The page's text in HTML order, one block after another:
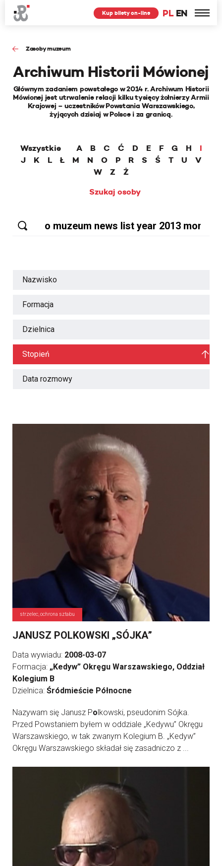
PL EN
Kup bilety on-line
Zasoby muzeum
Archiwum Historii Mówionej
Głównym zadaniem powstałego w 2014 r. Archiwum Historii
Mówionej jest utrwalenie relacji kilku tysięcy żołnierzy Armii
Krajowej – uczestników Powstania Warszawskiego,
żyjących dzisiaj w Polsce i za granicą.
Wszystkie A B C Ć D E F G H
I
J
K L Ł M N O P R S Ś T U
V
W
Z
Ż
Szukaj osoby
Nazwisko
Formacja
Dzielnica
Stopień
Data rozmowy
strzelec, ochrona sztabu
JANUSZ POLKOWSKI „SÓJKA”
Data wywiadu: 2008-03-07
Formacja: „Kedyw” Okręgu Warszawskiego, Oddział
Kolegium B
Dzielnica: Śródmieście Północne
Nazywam się Janusz Polkowski, pseudonim Sójka.
Przed Powstaniem byłem w oddziale „Kedywu” Okręgu
Warszawskiego, w tak zwanym Kolegium B. „Kedyw”
Okręgu Warszawskiego składał się zasadniczo z ...